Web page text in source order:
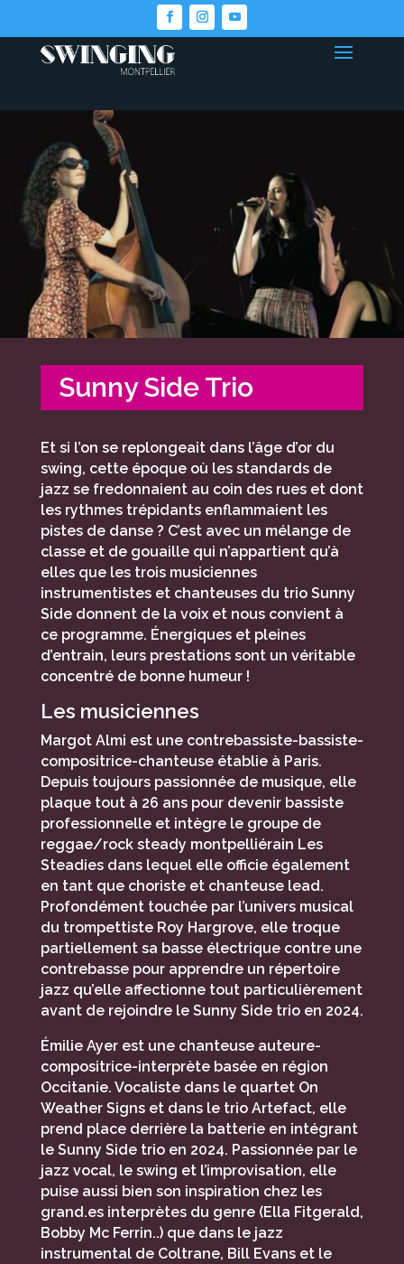
Sunny Side Trio
Et si l’on se replongeait dans l’âge d’or du
swing, cette époque où les standards de
jazz se fredonnaient au coin des rues et dont
les rythmes trépidants enflammaient les
pistes de danse ? C’est avec un mélange de
classe et de gouaille qui n’appartient qu’à
elles que les trois musiciennes
instrumentistes et chanteuses du trio Sunny
Side donnent de la voix et nous convient à
ce programme. Énergiques et pleines
d’entrain, leurs prestations sont un véritable
concentré de bonne humeur !
Les musiciennes
Margot Almi est une contrebassiste-bassiste-
compositrice-chanteuse établie à Paris.
Depuis toujours passionnée de musique, elle
plaque tout à 26 ans pour devenir bassiste
professionnelle et intègre le groupe de
reggae/rock steady montpelliérain Les
Steadies dans lequel elle officie également
en tant que choriste et chanteuse lead.
Profondément touchée par l’univers musical
du trompettiste Roy Hargrove, elle troque
partiellement sa basse électrique contre une
contrebasse pour apprendre un répertoire
jazz qu’elle affectionne tout particulièrement
avant de rejoindre le Sunny Side trio en 2024.
Émilie Ayer est une chanteuse auteure-
compositrice-interprète basée en région
Occitanie. Vocaliste dans le quartet On
Weather Signs et dans le trio Artefact, elle
prend place derrière la batterie en intégrant
le Sunny Side trio en 2024. Passionnée par le
jazz vocal, le swing et l’improvisation, elle
puise aussi bien son inspiration chez les
grand.es interprètes du genre (Ella Fitgerald,
Bobby Mc Ferrin..) que dans le jazz
instrumental de Coltrane, Bill Evans et le